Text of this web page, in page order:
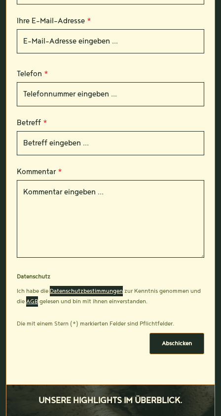
Ihre E-Mail-Adresse *
Telefon *
Betreff *
Kommentar *
Datenschutz
Ich habe die Datenschutzbestimmungen zur Kenntnis genommen und
die AGB gelesen und bin mit ihnen einverstanden.
Die mit einem Stern (*) markierten Felder sind Pflichtfelder.
Abschicken
UNSERE HIGHLIGHTS IM ÜBERBLICK.